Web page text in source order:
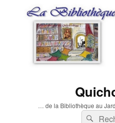
… de la Bibliothèque au